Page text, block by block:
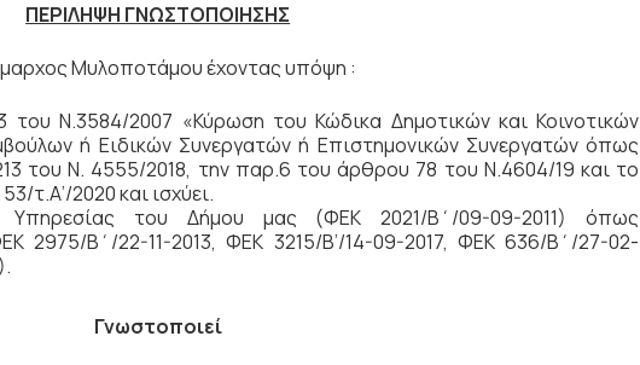
ΠΕΡΙΛΗΨΗ ΓΝΩΣΤΟΠΟΙΗΣΗΣ
Μυλοποτάμου έχοντας υπόψη :
του Ν.3584/2007 «Κύρωση του Κώδικα Δημοτικών και Κοινοτικών
ή Ειδικών Συνεργατών ή Επιστημονικών Συνεργατών όπως
του Ν. 4555/2018, την παρ.6 του άρθρου 78 του Ν.4604/19 και το
τ.Α’/2020 και ισχύει.
Υπηρεσίας του Δήμου μας (ΦΕΚ 2021/Β΄/09-09-2011) όπως
2975/Β΄/22-11-2013, ΦΕΚ 3215/Β’/14-09-2017, ΦΕΚ 636/Β΄/27-02-
Γνωστοποιεί